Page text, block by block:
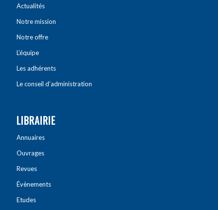
Actualités
Notre mission
Notre offre
L’équipe
Les adhérents
Le conseil d’administration
LIBRAIRIE
Annuaires
Ouvrages
Revues
Évènements
Etudes